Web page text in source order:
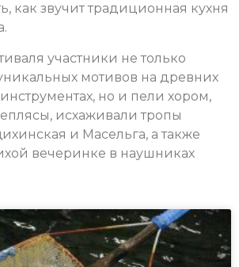
как звучит традиционная кухня
участники не только
мотивов на древних
но и пели хором,
исхаживали тропы
и Масельга, а также
вечеринке в наушниках